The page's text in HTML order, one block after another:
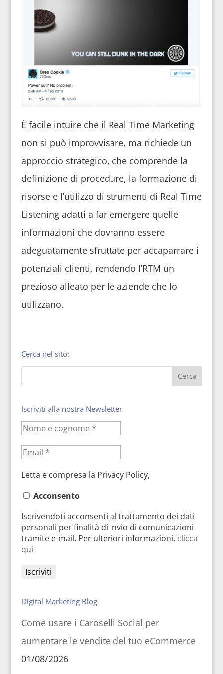
È facile intuire che il Real Time Marketing
non si può improvvisare, ma richiede un
approccio strategico, che comprende la
definizione di procedure, la formazione di
risorse e l’utilizzo di strumenti di Real Time
Listening adatti a far emergere quelle
informazioni che dovranno essere
adeguatamente sfruttate per accaparrare i
potenziali clienti, rendendo l’RTM un
prezioso alleato per le aziende che lo
utilizzano.
Cerca nel sito:
Iscriviti alla nostra Newsletter
Letta e compresa la Privacy Policy,
Acconsento
Iscrivendoti acconsenti al trattamento dei dati
personali per finalità di invio di comunicazioni
tramite e-mail. Per ulteriori informazioni, clicca
qui
Digital Marketing Blog
Come usare i Caroselli Social per
aumentare le vendite del tuo eCommerce
01/08/2026